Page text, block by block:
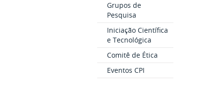
Grupos de
Pesquisa
Iniciação Científica
e Tecnológica
Comitê de Ética
Eventos CPI